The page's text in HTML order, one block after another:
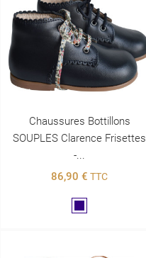
Chaussures Bottillons
SOUPLES Clarence Frisettes
-...
86,90 € TTC